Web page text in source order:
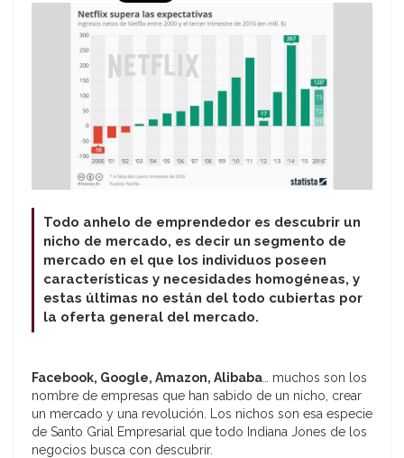
Todo anhelo de emprendedor es descubrir un
nicho de mercado, es decir un segmento de
mercado en el que los individuos poseen
características y necesidades homogéneas, y
estas últimas no están del todo cubiertas por
la oferta general del mercado.
Facebook, Google, Amazon, Alibaba… muchos son los
nombre de empresas que han sabido de un nicho, crear
un mercado y una revolución. Los nichos son esa especie
de Santo Grial Empresarial que todo Indiana Jones de los
negocios busca con descubrir.